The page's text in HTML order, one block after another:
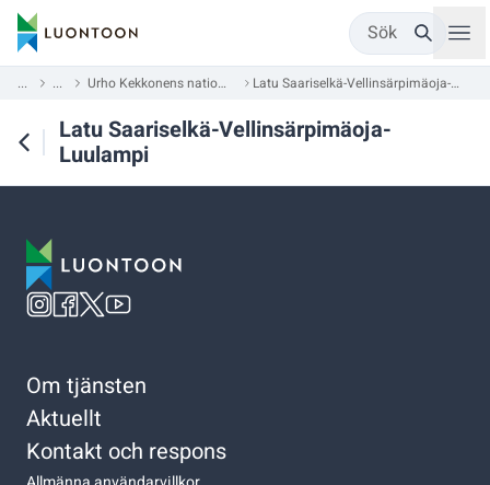
Sök
... ... Urho Kekkonens nationalpark Latu Saariselkä-Vellinsärpimäoja-Luulampi
Latu Saariselkä-Vellinsärpimäoja-
Luulampi
Om tjänsten
Aktuellt
Kontakt och respons